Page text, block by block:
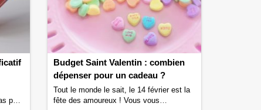
banques françaises cotées en bourse ?
plus
Budget Saint Valentin : combien
dépenser pour un cadeau ?
Tout le monde le sait, le 14 février est la
fête des amoureux ! Vous vous